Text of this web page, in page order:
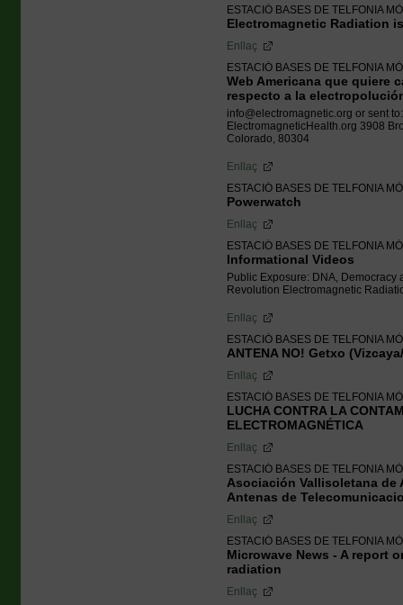
ESTACIÓ BASES DE TELFONIA
Electromagnetic Radiation
Enllaç
ESTACIÓ BASES DE TELFONIA
Web Americana que quiere
respecto a la
info@electromagnetic.org or sent to:
ElectromagneticHealth.org 3908
Colorado, 80304
Enllaç
ESTACIÓ BASES DE TELFONIA
Powerwatch
Enllaç
ESTACIÓ BASES DE TELFONIA
Informational Videos
Public Exposure: DNA, Democracy
Revolution Electromagnetic
Enllaç
ESTACIÓ BASES DE TELFONIA
ANTENA NO! Getxo
Enllaç
ESTACIÓ BASES DE TELFONIA
LUCHA CONTRA LA
ELECTROMAGNÉTICA
Enllaç
ESTACIÓ BASES DE TELFONIA
Asociación Vallisoletana de
Antenas de
Enllaç
ESTACIÓ BASES DE TELFONIA
Microwave News - A report
radiation
Enllaç